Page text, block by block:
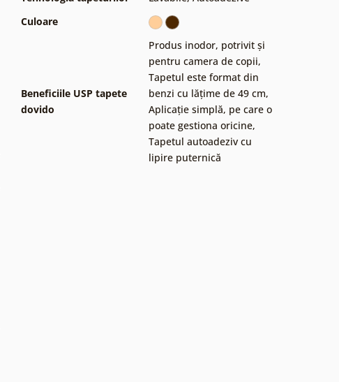
Culoare
Beneficiile USP tapete
dovido
Produs inodor, potrivit și
pentru camera de copii,
Tapetul este format din
benzi cu lățime de 49 cm,
Aplicație simplă, pe care o
poate gestiona oricine,
Tapetul autoadeziv cu
lipire puternică